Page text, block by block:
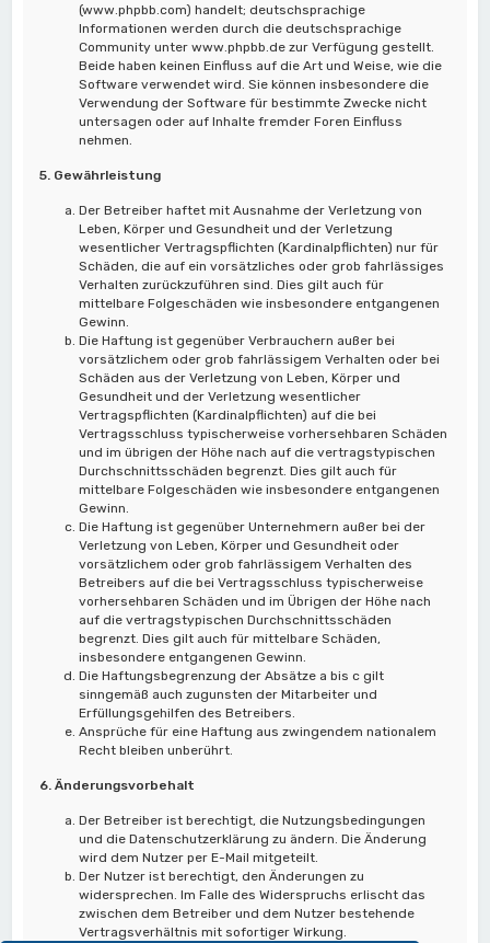
(www.phpbb.com) handelt; deutschsprachige
Informationen werden durch die deutschsprachige
Community unter www.phpbb.de zur Verfügung gestellt.
Beide haben keinen Einfluss auf die Art und Weise, wie die
Software verwendet wird. Sie können insbesondere die
Verwendung der Software für bestimmte Zwecke nicht
untersagen oder auf Inhalte fremder Foren Einfluss
nehmen.
5. Gewährleistung
Der Betreiber haftet mit Ausnahme der Verletzung von
Leben, Körper und Gesundheit und der Verletzung
wesentlicher Vertragspflichten (Kardinalpflichten) nur für
Schäden, die auf ein vorsätzliches oder grob fahrlässiges
Verhalten zurückzuführen sind. Dies gilt auch für
mittelbare Folgeschäden wie insbesondere entgangenen
Gewinn.
Die Haftung ist gegenüber Verbrauchern außer bei
vorsätzlichem oder grob fahrlässigem Verhalten oder bei
Schäden aus der Verletzung von Leben, Körper und
Gesundheit und der Verletzung wesentlicher
Vertragspflichten (Kardinalpflichten) auf die bei
Vertragsschluss typischerweise vorhersehbaren Schäden
und im übrigen der Höhe nach auf die vertragstypischen
Durchschnittsschäden begrenzt. Dies gilt auch für
mittelbare Folgeschäden wie insbesondere entgangenen
Gewinn.
Die Haftung ist gegenüber Unternehmern außer bei der
Verletzung von Leben, Körper und Gesundheit oder
vorsätzlichem oder grob fahrlässigem Verhalten des
Betreibers auf die bei Vertragsschluss typischerweise
vorhersehbaren Schäden und im Übrigen der Höhe nach
auf die vertragstypischen Durchschnittsschäden
begrenzt. Dies gilt auch für mittelbare Schäden,
insbesondere entgangenen Gewinn.
Die Haftungsbegrenzung der Absätze a bis c gilt
sinngemäß auch zugunsten der Mitarbeiter und
Erfüllungsgehilfen des Betreibers.
Ansprüche für eine Haftung aus zwingendem nationalem
Recht bleiben unberührt.
6. Änderungsvorbehalt
Der Betreiber ist berechtigt, die Nutzungsbedingungen
und die Datenschutzerklärung zu ändern. Die Änderung
wird dem Nutzer per E-Mail mitgeteilt.
Der Nutzer ist berechtigt, den Änderungen zu
widersprechen. Im Falle des Widerspruchs erlischt das
zwischen dem Betreiber und dem Nutzer bestehende
Vertragsverhältnis mit sofortiger Wirkung.